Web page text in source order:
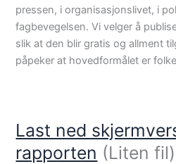
pressen, i organisasjonslivet, i
fagbevegelsen. Vi velger å
slik at den blir gratis og allment
påpeker at hovedformålet er
Last ned
rapporten (Liten fil)